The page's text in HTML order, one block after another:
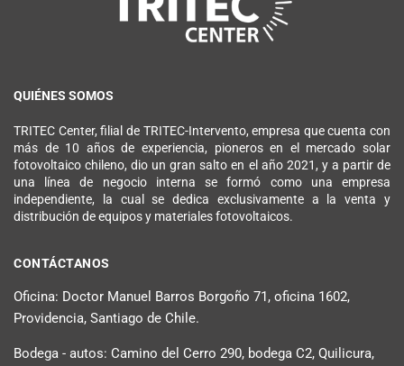
QUIÉNES SOMOS
TRITEC Center, filial de TRITEC-Intervento, empresa que cuenta con
más de 10 años de experiencia, pioneros en el mercado solar
fotovoltaico chileno, dio un gran salto en el año 2021, y a partir de
una línea de negocio interna se formó como una empresa
independiente, la cual se dedica exclusivamente a la venta y
distribución de equipos y materiales fotovoltaicos.
CONTÁCTANOS
Oficina: Doctor Manuel Barros Borgoño 71, oficina 1602,
Providencia, Santiago de Chile.
Bodega - autos: Camino del Cerro 290, bodega C2, Quilicura,